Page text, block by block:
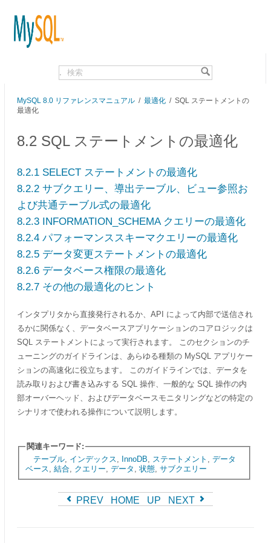
MySQL 8.0 リファレンスマニュアル / 最適化 / SQL ステートメントの
最適化
8.2 SQL ステートメントの最適化
8.2.1 SELECT ステートメントの最適化
8.2.2 サブクエリー、導出テーブル、ビュー参照お
よび共通テーブル式の最適化
8.2.3 INFORMATION_SCHEMA クエリーの最適化
8.2.4 パフォーマンススキーマクエリーの最適化
8.2.5 データ変更ステートメントの最適化
8.2.6 データベース権限の最適化
8.2.7 その他の最適化のヒント
インタプリタから直接発行されるか、API によって内部で送信され
るかに関係なく、データベースアプリケーションのコアロジックは
SQL ステートメントによって実行されます。 このセクションのチ
ューニングのガイドラインは、あらゆる種類の MySQL アプリケー
ションの高速化に役立ちます。 このガイドラインでは、データを
読み取りおよび書き込みする SQL 操作、一般的な SQL 操作の内
部オーバーヘッド、およびデータベースモニタリングなどの特定の
シナリオで使われる操作について説明します。
関連キーワード:
テーブル, インデックス InnoDB ステートメント
データ
ベース
結合, クエリー データ 状態, サブクエリー
PREV HOME UP NEXT